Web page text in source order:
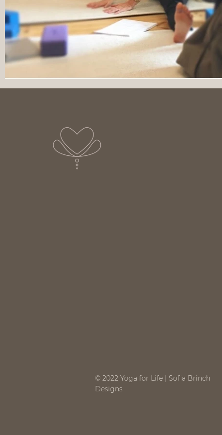
© 2022 Yoga for Life | Sofia Brinch
Designs